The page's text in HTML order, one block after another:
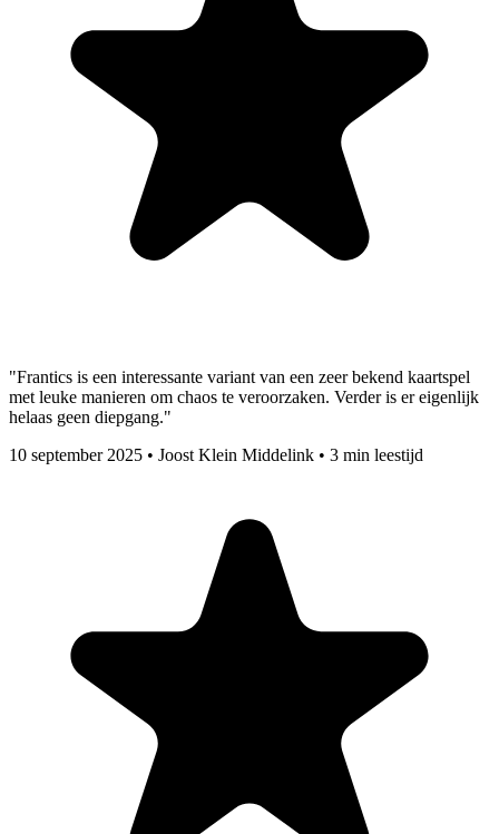
"Frantics is een interessante variant van een zeer bekend kaartspel
met leuke manieren om chaos te veroorzaken. Verder is er eigenlijk
helaas geen diepgang."
10 september 2025 • Joost Klein Middelink • 3 min leestijd